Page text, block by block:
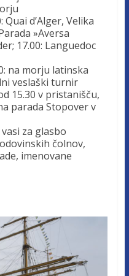
Quai d’Alger, Velika
»Aversa
17.00: Languedoc
na morju latinska
veslaški turnir
15.30 v pristanišču,
parada Stopover v
za glasbo
čolnov,
imenovane